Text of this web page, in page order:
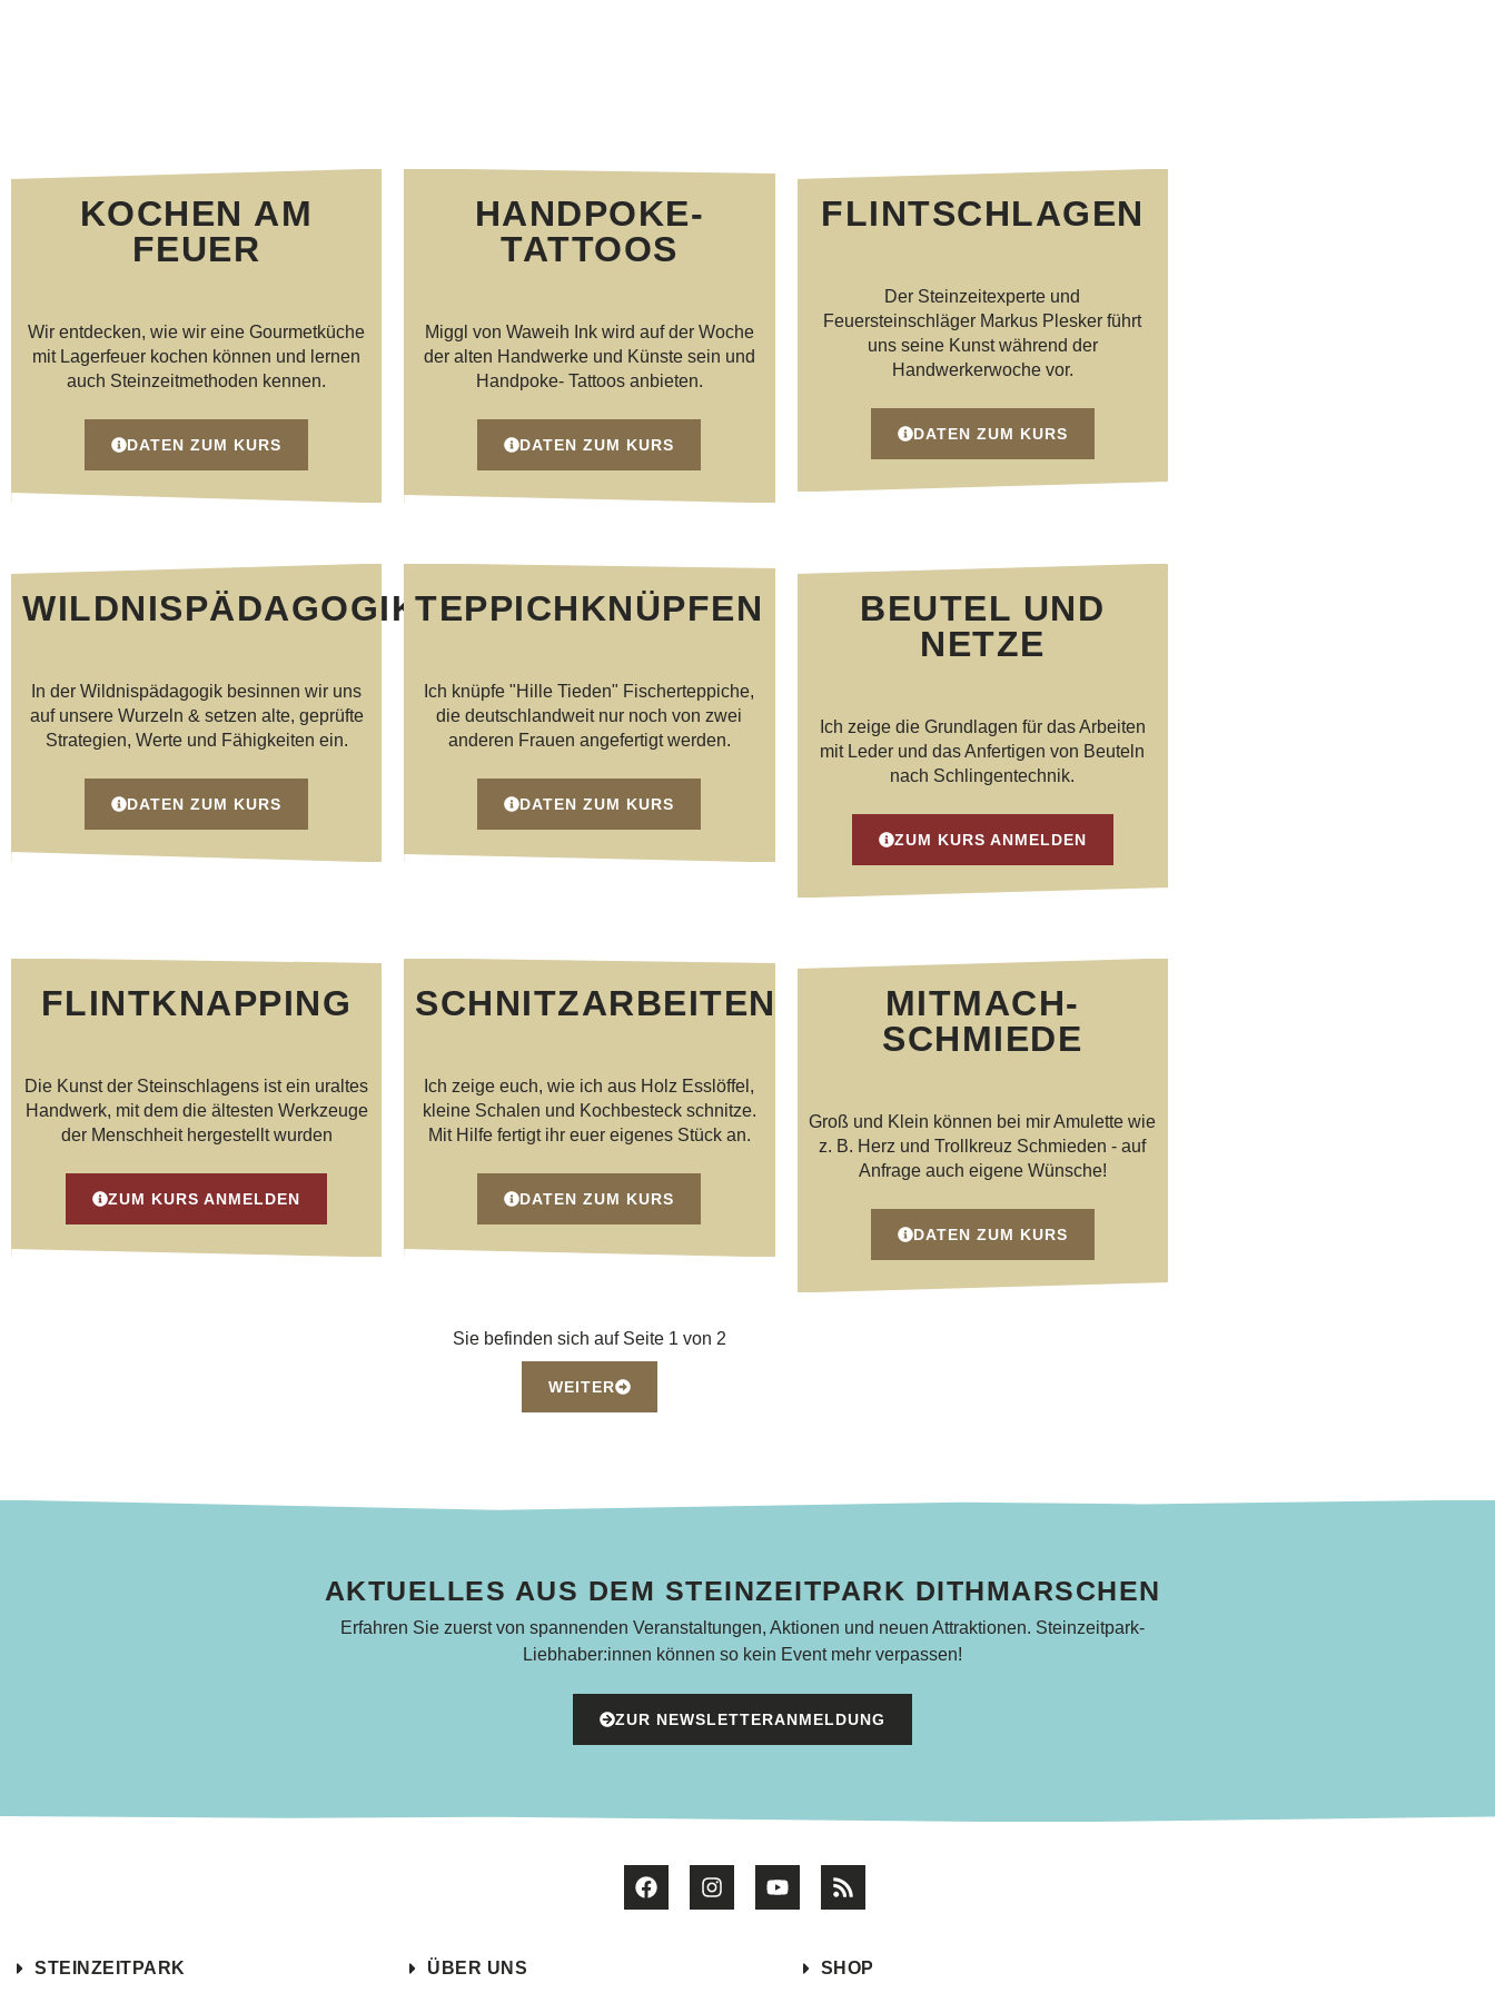
KOCHEN AM
FEUER
Wir entdecken, wie wir eine Gourmetküche
mit Lagerfeuer kochen können und lernen
auch Steinzeitmethoden kennen.
DATEN ZUM KURS
HANDPOKE-
TATTOOS
Miggl von Waweih Ink wird auf der Woche
der alten Handwerke und Künste sein und
Handpoke- Tattoos anbieten.
DATEN ZUM KURS
FLINTSCHLAGEN
Der Steinzeitexperte und
Feuersteinschläger Markus Plesker führt
uns seine Kunst während der
Handwerkerwoche vor.
DATEN ZUM KURS
WILDNISPÄDAGOGIK
In der Wildnispädagogik besinnen wir uns
auf unsere Wurzeln & setzen alte, geprüfte
Strategien, Werte und Fähigkeiten ein.
DATEN ZUM KURS
TEPPICHKNÜPFEN
Ich knüpfe "Hille Tieden" Fischerteppiche,
die deutschlandweit nur noch von zwei
anderen Frauen angefertigt werden.
DATEN ZUM KURS
BEUTEL UND
NETZE
Ich zeige die Grundlagen für das Arbeiten
mit Leder und das Anfertigen von Beuteln
nach Schlingentechnik.
ZUM KURS ANMELDEN
FLINTKNAPPING
Die Kunst der Steinschlagens ist ein uraltes
Handwerk, mit dem die ältesten Werkzeuge
der Menschheit hergestellt wurden
ZUM KURS ANMELDEN
SCHNITZARBEITEN
Ich zeige euch, wie ich aus Holz Esslöffel,
kleine Schalen und Kochbesteck schnitze.
Mit Hilfe fertigt ihr euer eigenes Stück an.
DATEN ZUM KURS
MITMACH-
SCHMIEDE
Groß und Klein können bei mir Amulette wie
z. B. Herz und Trollkreuz Schmieden - auf
Anfrage auch eigene Wünsche!
DATEN ZUM KURS
Sie befinden sich auf Seite 1 von 2
WEITER
AKTUELLES AUS DEM STEINZEITPARK DITHMARSCHEN
Erfahren Sie zuerst von spannenden Veranstaltungen, Aktionen und neuen Attraktionen. Steinzeitpark-
Liebhaber:innen können so kein Event mehr verpassen!
ZUR NEWSLETTERANMELDUNG
STEINZEITPARK ÜBER UNS SHOP